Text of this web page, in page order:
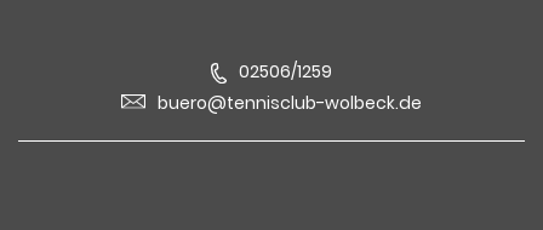
02506/1259
buero@tennisclub-wolbeck.de